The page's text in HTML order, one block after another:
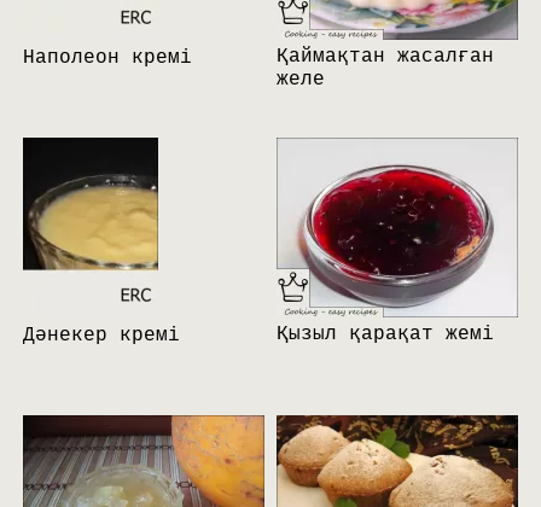
Наполеон кремі
Қаймақтан жасалған
желе
Дәнекер кремі Қызыл қарақат жемі